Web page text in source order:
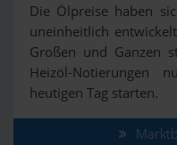
Die Ölpreise haben
uneinheitlich
Großen und Ganzen
Heizöl-
heutigen Tag starten.